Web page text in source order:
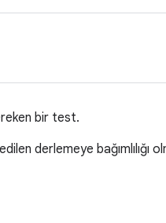
bir test.
derlemeye bağımlılığı